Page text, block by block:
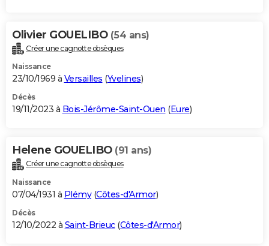
Olivier GOUELIBO (54 ans)
Créer une cagnotte obsèques
Naissance
23/10/1969 à Versailles (Yvelines)
Décès
19/11/2023 à Bois-Jérôme-Saint-Ouen (Eure)
Helene GOUELIBO (91 ans)
Créer une cagnotte obsèques
Naissance
07/04/1931 à Plémy(Côtes-d'Armor)
Décès
12/10/2022 à Saint-Brieuc(Côtes-d'Armor)